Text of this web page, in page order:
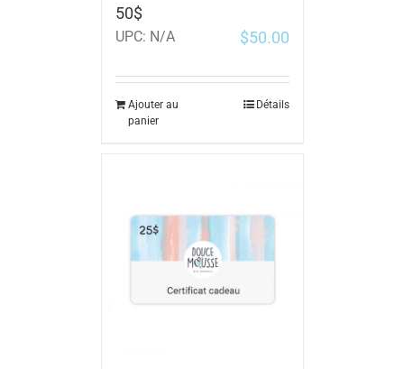
50$
UPC: N/A $50.00
Ajouter au
panier
Détails